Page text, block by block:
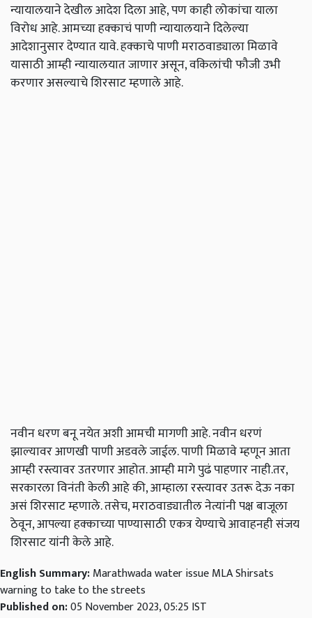
न्यायालयाने देखील आदेश दिला आहे, पण काही लोकांचा याला
विरोध आहे. आमच्या हक्काचं पाणी न्यायालयाने दिलेल्या
आदेशानुसार देण्यात यावे. हक्काचे पाणी मराठवाड्याला मिळावे
यासाठी आम्ही न्यायालयात जाणार असून, वकिलांची फौजी उभी
करणार असल्याचे शिरसाट म्हणाले आहे.
नवीन धरण बनू नयेत अशी आमची मागणी आहे. नवीन धरणं
झाल्यावर आणखी पाणी अडवले जाईल. पाणी मिळावे म्हणून आता
आम्ही रस्त्यावर उतरणार आहोत. आम्ही मागे पुढं पाहणार नाही.तर,
सरकारला विनंती केली आहे की, आम्हाला रस्त्यावर उतरू देऊ नका
असं शिरसाट म्हणाले. तसेच, मराठवाड्यातील नेत्यांनी पक्ष बाजूला
ठेवून, आपल्या हक्काच्या पाण्यासाठी एकत्र येण्याचे आवाहनही संजय
शिरसाट यांनी केले आहे.
English Summary:Marathwada water issue MLA Shirsats
warning to take to the streets
Published on:05 November 2023, 05:25 IST